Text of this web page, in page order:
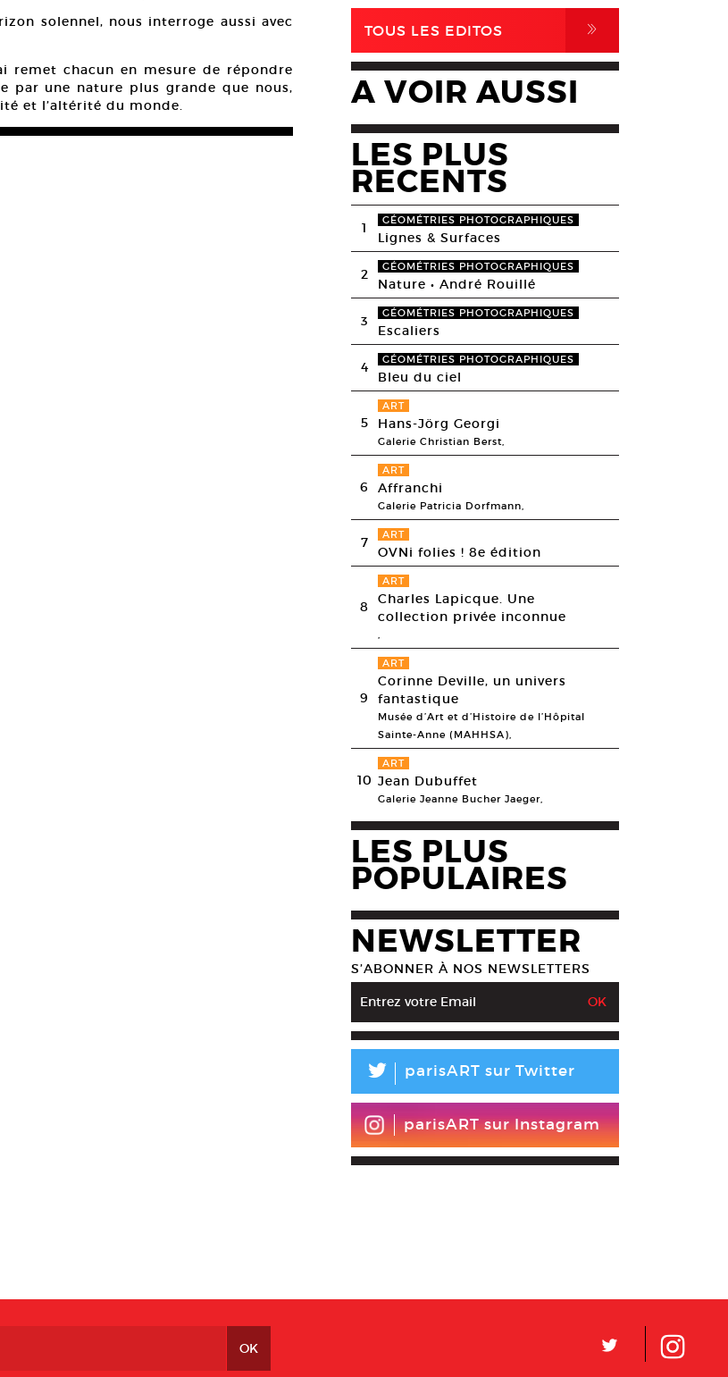
solennel, nous interroge aussi avec
remet chacun en mesure de répondre
par une nature plus grande que nous,
et l’altérité du monde.
TOUS LES EDITOS ,
A VOIR AUSSI
LES PLUS
RECENTS
1 GÉOMÉTRIES PHOTOGRAPHIQUES
Lignes & Surfaces
2 GÉOMÉTRIES PHOTOGRAPHIQUES
Nature • André Rouillé
3 GÉOMÉTRIES PHOTOGRAPHIQUES
Escaliers
4 GÉOMÉTRIES PHOTOGRAPHIQUES
Bleu du ciel
5
ART
Hans-Jörg Georgi
Galerie Christian Berst,
6
ART
Affranchi
Galerie Patricia Dorfmann,
7 ART
OVNi folies ! 8e édition
8
ART
Charles Lapicque. Une
collection privée inconnue
,
9
ART
Corinne Deville, un univers
fantastique
Musée d’Art et d’Histoire de l’Hôpital
Sainte-Anne (MAHHSA),
10
ART
Jean Dubuffet
Galerie Jeanne Bucher Jaeger,
LES PLUS
POPULAIRES
NEWSLETTER
S’ABONNER À NOS NEWSLETTERS
L parisART sur Twitter
parisART sur Instagram
L